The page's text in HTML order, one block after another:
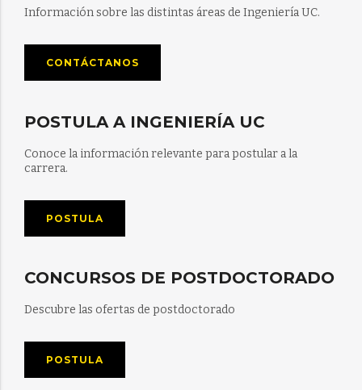
Información sobre las distintas áreas de Ingeniería UC.
CONTÁCTANOS
POSTULA A INGENIERÍA UC
Conoce la información relevante para postular a la
carrera.
POSTULA
CONCURSOS DE POSTDOCTORADO
Descubre las ofertas de postdoctorado
POSTULA